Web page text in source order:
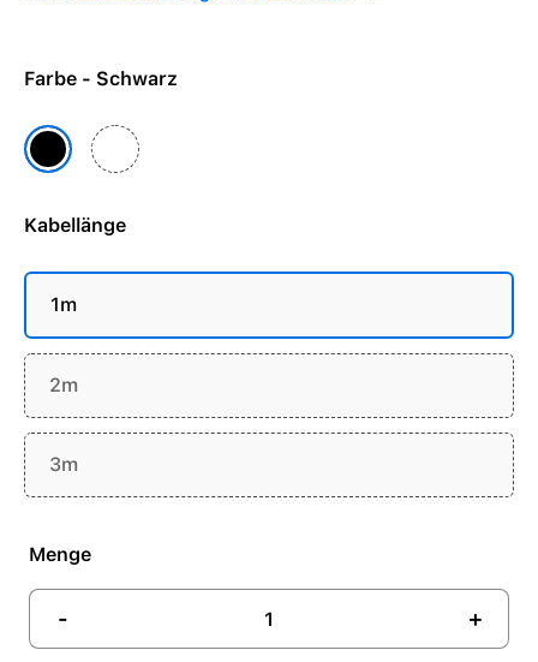
Farbe - Schwarz
SchwarzWeiß
Kabellänge
1m
2m
3m
Menge
- +